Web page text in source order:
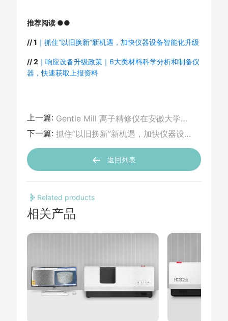
推荐阅读 ●●
// 1 ｜抓住“以旧换新”新机遇，加快仪器设备智能化升级
// 2 ｜响应设备升级政策｜6大类材料科学分析和制备仪
器，快速获取上报资料
上一篇:
Gentle Mill 离子精修仪在安徽大学电镜中心顺利运行，欢迎预约DEMO！
下一篇:
抓住“以旧换新”新机遇，加快仪器设备智能化升级
返回列表
Related products
相关产品